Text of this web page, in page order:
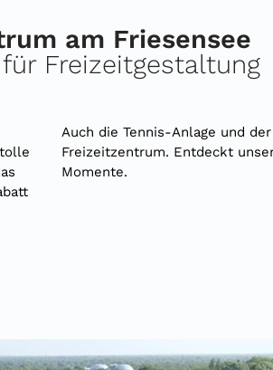
am Friesensee
Freizeitgestaltung
Auch die Tennis-Anlage und
Freizeitzentrum. Entdeckt
Momente.